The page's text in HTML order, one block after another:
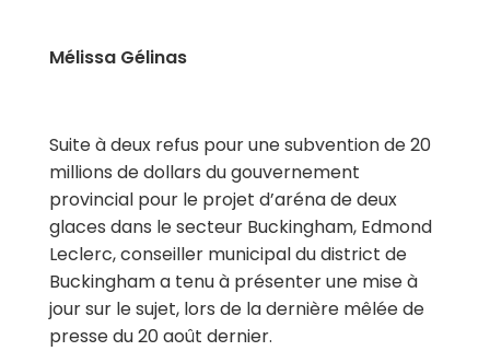
Mélissa Gélinas
Suite à deux refus pour une subvention de 20
millions de dollars du gouvernement
provincial pour le projet d’aréna de deux
glaces dans le secteur Buckingham, Edmond
Leclerc, conseiller municipal du district de
Buckingham a tenu à présenter une mise à
jour sur le sujet, lors de la dernière mêlée de
presse du 20 août dernier.